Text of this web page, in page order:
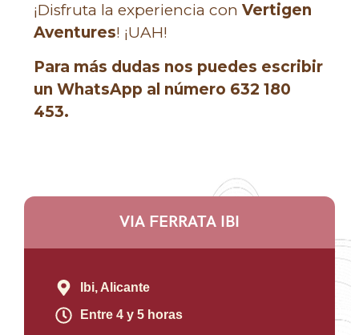
¡Disfruta la experiencia conVertigen
Aventures! ¡UAH!
Para más dudas nos puedes escribir
un WhatsApp al número 632 180
453.
VIA FERRATA IBI
Ibi, Alicante
Entre 4 y 5 horas